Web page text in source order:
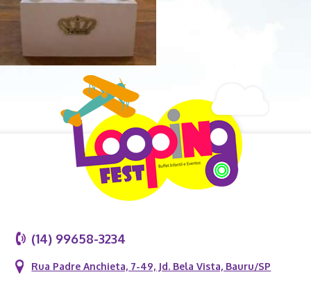
(14) 99658-3234
Rua Padre Anchieta, 7-49, Jd. Bela Vista, Bauru/SP